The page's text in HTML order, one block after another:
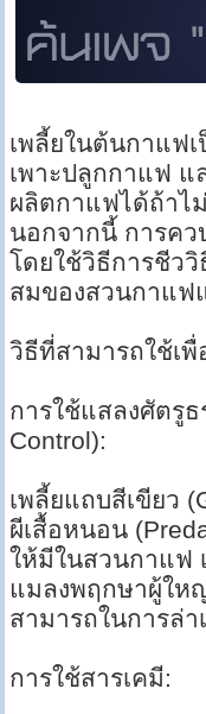
เพลี้ยในต้นกาแฟ
เพาะปลูกกาแฟ แ
ผลิตกาแฟได้ถ้าไ
นอกจากนี้ การคว
โดยใช้วิธีการชีว
สมของสวนกาแฟ
วิธีที่สามารถใช้เ
การใช้แสลงศัตรู
Control):
เพลี้ยแถบสีเขียว
ผีเสื้อหนอน
ให้มีในสวนกาแฟ
แมลงพฤกษาผู้ให
สามารถในการล่า
การใช้สารเคมี: